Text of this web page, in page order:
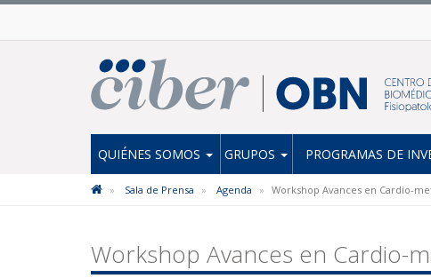
QUIÉNES SOMOS GRUPOS PROGRAMAS DE
Sala de Prensa Agenda Workshop Avances en Cardio-
Workshop Avances en Cardio-